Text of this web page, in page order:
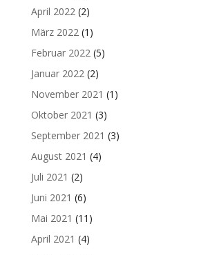
April 2022(2)
März 2022(1)
Februar 2022(5)
Januar 2022(2)
November 2021 (1)
Oktober 2021 (3)
September 2021 (3)
August 2021 (4)
Juli 2021 (2)
Juni 2021 (6)
Mai 2021 (11)
April 2021 (4)